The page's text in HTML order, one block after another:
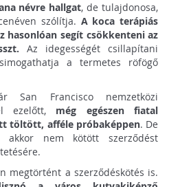
névre hallgat, de tulajdonosa,
szólítja. A koca terápiás
hasonlóan segít csökkenteni az
Az idegességét csillapítani
a termetes röfögő
San Francisco nemzetközi
ezelőtt, még egészen fiatal
töltött, afféle próbaképpen. De
nem kötött szerződést
megtörtént a szerződéskötés is.